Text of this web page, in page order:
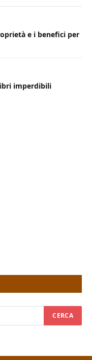
e i benefici per
imperdibili